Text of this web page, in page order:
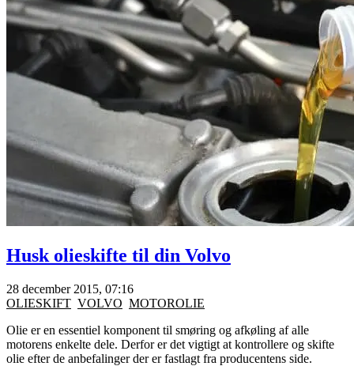
Husk olieskifte til din Volvo
28 december 2015, 07:16
OLIESKIFT VOLVO MOTOROLIE
Olie er en essentiel komponent til smøring og afkøling af alle
motorens enkelte dele. Derfor er det vigtigt at kontrollere og skifte
olie efter de anbefalinger der er fastlagt fra producentens side.